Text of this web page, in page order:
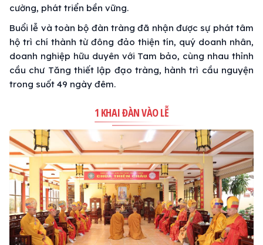
cường, phát triển bền vững.
Buổi lễ và toàn bộ đàn tràng đã nhận được sự phát tâm
hộ trì chí thành từ đông đảo thiện tín, quý doanh nhân,
doanh nghiệp hữu duyên với Tam bảo, cùng nhau thỉnh
cầu chư Tăng thiết lập đạo tràng, hành trì cầu nguyện
trong suốt 49 ngày đêm.
1 KHAI ĐÀN VÀO LỄ